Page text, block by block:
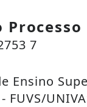
7
Ensino
FUVS/